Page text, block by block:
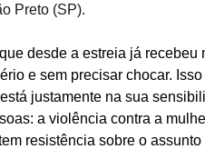
Preto (SP).
desde a estreia já recebeu
e sem precisar chocar.
está justamente na sua
a violência contra a
resistência sobre o